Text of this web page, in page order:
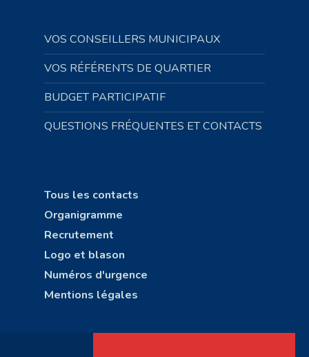
VOS CONSEILLERS MUNICIPAUX
VOS RÉFÉRENTS DE QUARTIER
BUDGET PARTICIPATIF
QUESTIONS FRÉQUENTES ET CONTACTS
Tous les contacts
Organigramme
Recrutement
Logo et blason
Numéros d'urgence
Mentions légales